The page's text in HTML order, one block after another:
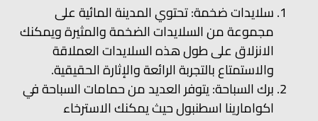
سلايدات ضخمة: تحتوي المدينة المائية على
مجموعة من السلايدات الضخمة والمثيرة ويمكنك
الانزلاق على طول هذه السلايدات العملاقة
والاستمتاع بالتجربة الرائعة والإثارة الحقيقية.
برك السباحة: يتوفر العديد من حمامات السباحة في
اكوامارينا اسطنبول حيث يمكنك الاسترخاء